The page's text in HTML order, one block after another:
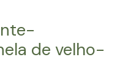
de velho-